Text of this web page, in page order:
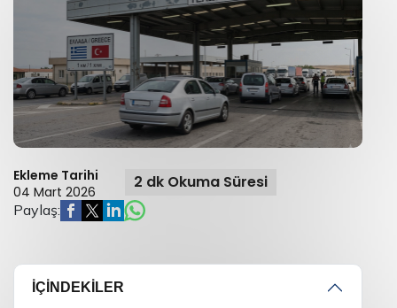
Ekleme Tarihi
04 Mart 2026
2 dk Okuma Süresi
Paylaş:
İÇİNDEKİLER